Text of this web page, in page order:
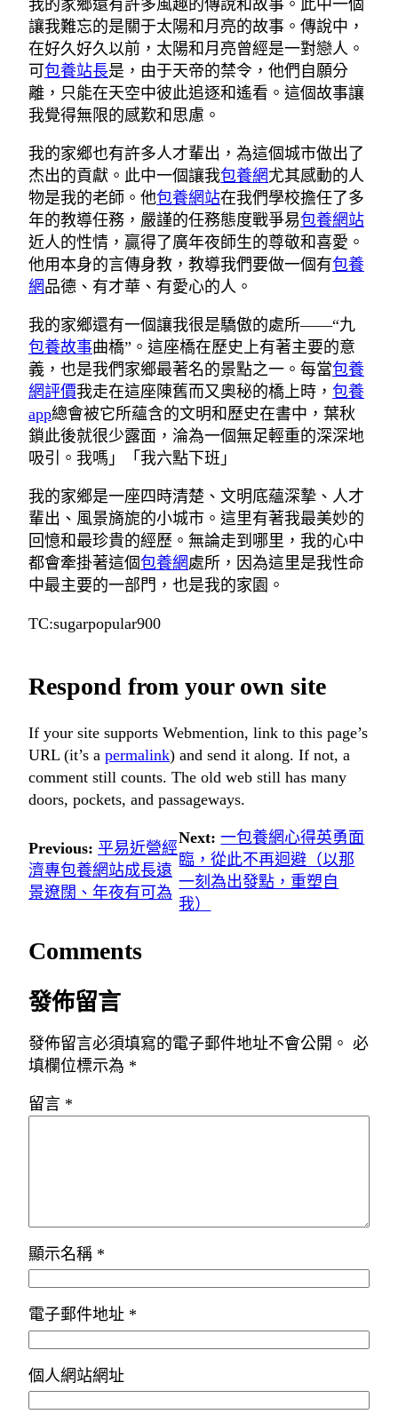
我的家鄉還有許多風趣的傳說和故事。此中一個
讓我難忘的是關于太陽和月亮的故事。傳說中，
在好久好久以前，太陽和月亮曾經是一對戀人。
可 包養站長是，由于天帝的禁令，他們自願分
離，只能在天空中彼此追逐和遙看。這個故事讓
我覺得無限的感歎和思慮。
我的家鄉也有許多人才輩出，為這個城市做出了
杰出的貢獻。此中一個讓我包養網尤其感動的人
物是我的老師。他包養網站在我們學校擔任了多
年的教導任務，嚴謹的任務態度戰爭易包養網站
近人的性情，贏得了廣年夜師生的尊敬和喜愛。
他用本身的言傳身教，教導我們要做一個有包養
網品德、有才華、有愛心的人。
我的家鄉還有一個讓我很是驕傲的處所——“九
包養故事曲橋”。這座橋在歷史上有著主要的意
義，也是我們家鄉最著名的景點之一。每當包養
網評價我走在這座陳舊而又奧秘的橋上時， 包養
app總會被它所蘊含的文明和歷史在書中，葉秋
鎖此後就很少露面，淪為一個無足輕重的深深地
吸引。我嗎」「我六點下班」
我的家鄉是一座四時清楚、文明底蘊深摯、人才
輩出、風景旖旎的小城市。這里有著我最美妙的
回憶和最珍貴的經歷。無論走到哪里，我的心中
都會牽掛著這個包養網處所，因為這里是我性命
中最主要的一部門，也是我的家園。
TC:sugarpopular900
Respond from your own site
If your site supports Webmention, link to this page’s
URL (it’s a permalink) and send it along. If not, a
comment still counts. The old web still has many
doors, pockets, and passageways.
Previous: 平易近營經
濟專包養網站成長遠
景遼闊、年夜有可為
Next: 一包養網心得英勇面
臨，從此不再迴避（以那
一刻為出發點，重塑自
我）
Comments
發佈留言
發佈留言必須填寫的電子郵件地址不會公開。 必
填欄位標示為 *
留言 *
顯示名稱 *
電子郵件地址 *
個人網站網址